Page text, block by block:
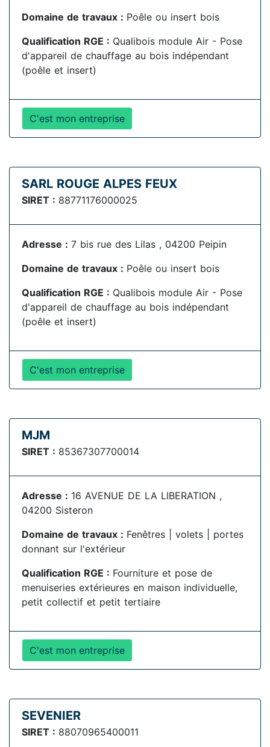
Domaine de travaux : Poêle ou insert bois
Qualification RGE : Qualibois module Air - Pose
d'appareil de chauffage au bois indépendant
(poêle et insert)
C'est mon entreprise
SARL ROUGE ALPES FEUX
SIRET : 88771176000025
Adresse : 7 bis rue des Lilas , 04200 Peipin
Domaine de travaux : Poêle ou insert bois
Qualification RGE : Qualibois module Air - Pose
d'appareil de chauffage au bois indépendant
(poêle et insert)
C'est mon entreprise
MJM
SIRET : 85367307700014
Adresse : 16 AVENUE DE LA LIBERATION ,
04200 Sisteron
Domaine de travaux : Fenêtres | volets | portes
donnant sur l'extérieur
Qualification RGE : Fourniture et pose de
menuiseries extérieures en maison individuelle,
petit collectif et petit tertiaire
C'est mon entreprise
SEVENIER
SIRET : 88070965400011